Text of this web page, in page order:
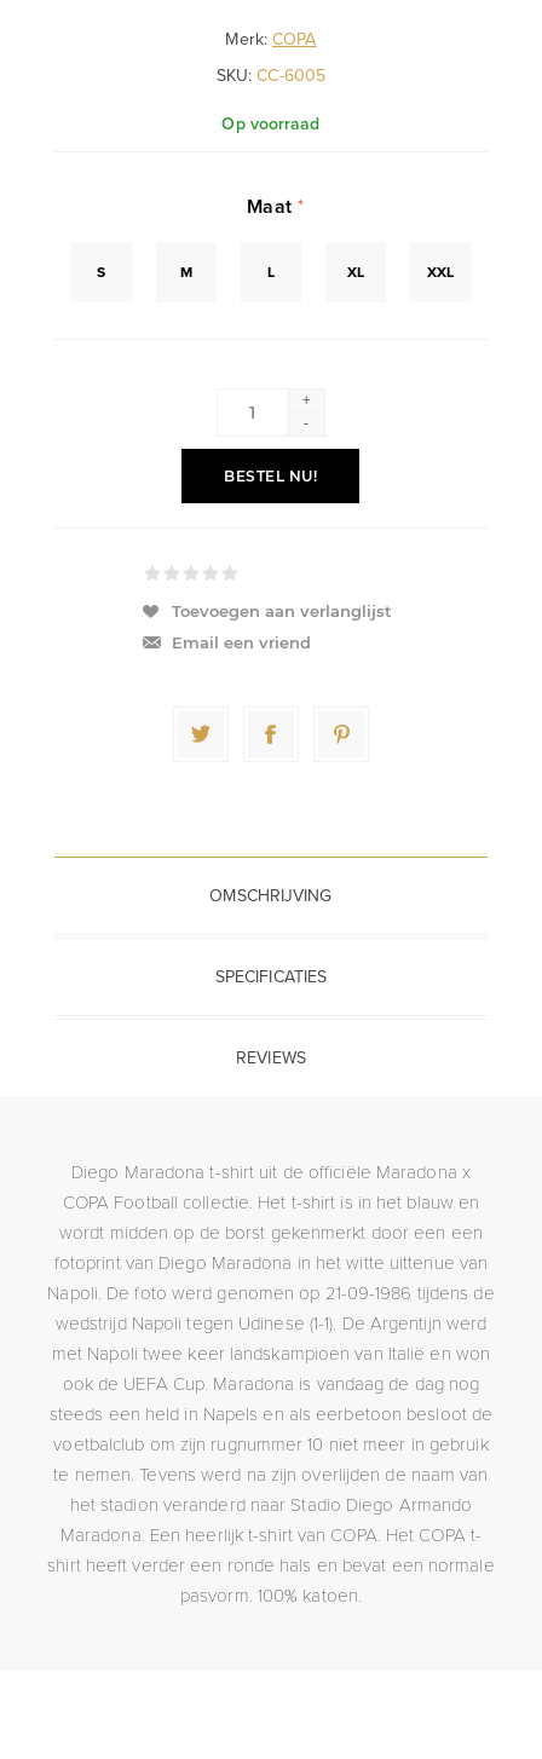
Merk:COPA
SKU: CC-6005
Op voorraad
Maat*
S M L XL XXL
+
-
BESTEL NU!
Toevoegen aan verlanglijst
Email een vriend
OMSCHRIJVING
SPECIFICATIES
REVIEWS
Diego Maradona t-shirt uit de officiële Maradona x
COPA Football collectie. Het t-shirt is in het blauw en
wordt midden op de borst gekenmerkt door een een
fotoprint van Diego Maradona in het witte uittenue van
Napoli. De foto werd genomen op 21-09-1986 tijdens de
wedstrijd Napoli tegen Udinese (1-1). De Argentijn werd
met Napoli twee keer landskampioen van Italië en won
ook de UEFA Cup. Maradona is vandaag de dag nog
steeds een held in Napels en als eerbetoon besloot de
voetbalclub om zijn rugnummer 10 niet meer in gebruik
te nemen. Tevens werd na zijn overlijden de naam van
het stadion veranderd naar Stadio Diego Armando
Maradona. Een heerlijk t-shirt van COPA. Het COPA t-
shirt heeft verder een ronde hals en bevat een normale
pasvorm. 100% katoen.